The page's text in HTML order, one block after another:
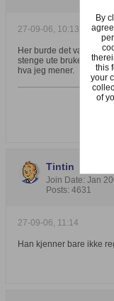
27-09-06, 10:13
Her burde det vært en
stenge ute brukere
hva jeg mener.
Tintin
Join Date: Jan
Posts: 4631
27-09-06, 11:14
Han kjenner bare ikke
By
this
your
of